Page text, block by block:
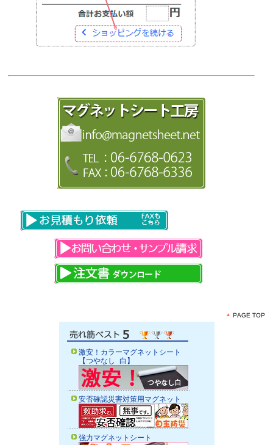
激安！カラーマグネットシート
【つやなし 白】
安否確認災害対策用マグネット
強力マグネットシート